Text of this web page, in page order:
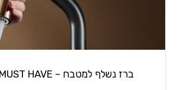
ברז נשלף למטבח – MUST HAVE בכל בית!